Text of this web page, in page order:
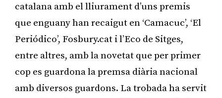
catalana amb el lliurament d’uns premis
que enguany han recaigut en ‘Camacuc’, ‘El
Periódico’, Fosbury.cat i l’Eco de Sitges,
entre altres, amb la novetat que per primer
cop es guardona la premsa diària nacional
amb diversos guardons. La trobada ha servit